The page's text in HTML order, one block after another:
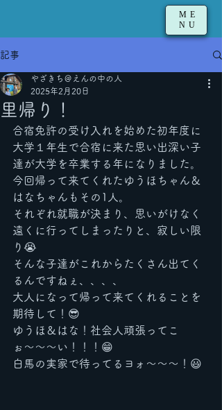
ME
NU
記事
里帰り！
やざきち＠えんの中の人
2025年2月20日
合宿免許の受け入れを始めた初年度に
大学１年生で合宿に来た思い出深い子
達が大学を卒業する年になりました。
今回帰って来てくれたゆうほちゃん＆
はなちゃんもその1人。
それぞれ就職が決まり、思いがけなく
遠くに行ってしまったりと、寂しい限
り😭
そんな子達がこれからたくさん出てく
るんですねぇ、、、、
大人になって帰って来てくれることを
期待して！😎
ゆうほ＆はな！社会人頑張ってこ
ぉ〜〜〜い！！！😁
白馬の実家で待ってるヨォ〜〜〜！😃